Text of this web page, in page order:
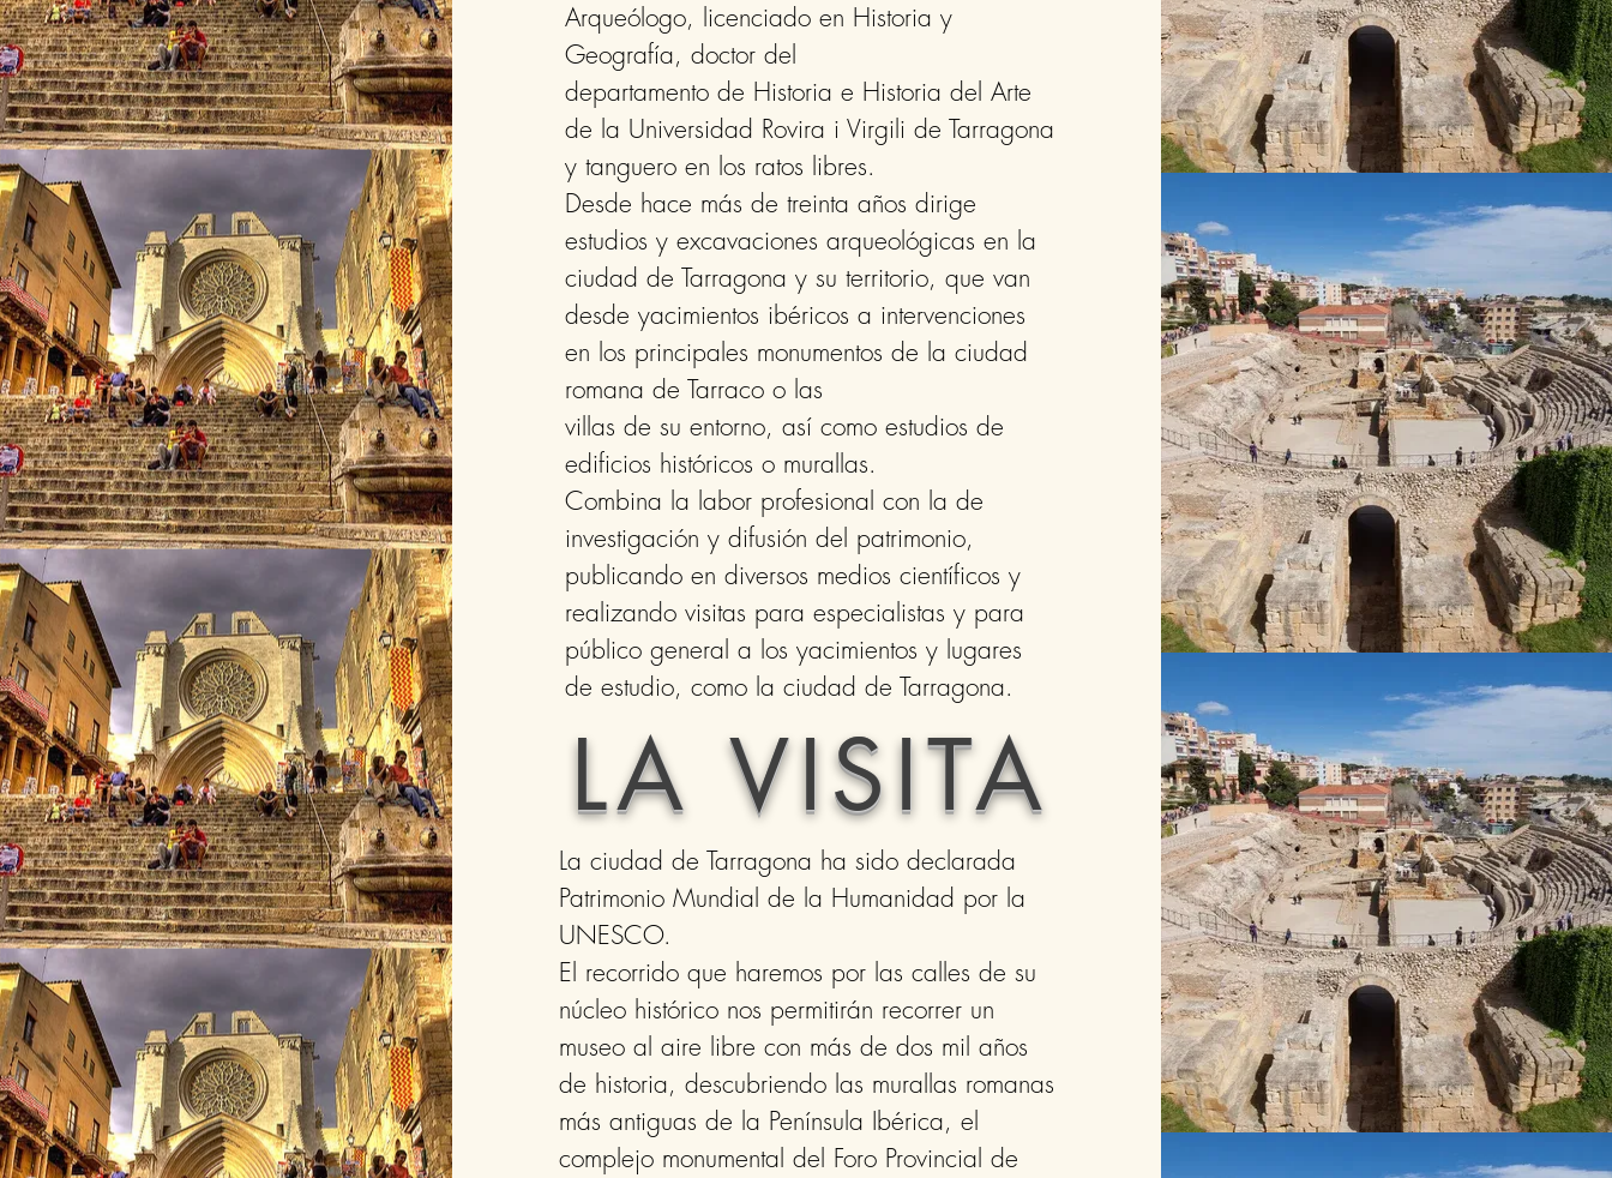
Arqueólogo, licenciado en Historia y
Geografía, doctor del
departamento de Historia e Historia del Arte
de la Universidad Rovira i Virgili de Tarragona
y tanguero en los ratos libres.
Desde hace más de treinta años dirige
estudios y excavaciones arqueológicas en la
ciudad de Tarragona y su territorio, que van
desde yacimientos ibéricos a intervenciones
en los principales monumentos de la ciudad
romana de Tarraco o las
villas de su entorno, así como estudios de
edificios históricos o murallas.
Combina la labor profesional con la de
investigación y difusión del patrimonio,
publicando en diversos medios científicos y
realizando visitas para especialistas y para
público general a los yacimientos y lugares
de estudio, como la ciudad de Tarragona.
LA VISITA
La ciudad de Tarragona ha sido declarada
Patrimonio Mundial de la Humanidad por la
UNESCO.
El recorrido que haremos por las calles de su
núcleo histórico nos permitirán recorrer un
museo al aire libre con más de dos mil años
de historia, descubriendo las murallas romanas
más antiguas de la Península Ibérica, el
complejo monumental del Foro Provincial de